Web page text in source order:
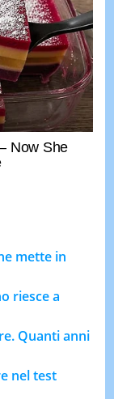
mette in
riesce a
Quanti anni
nel test